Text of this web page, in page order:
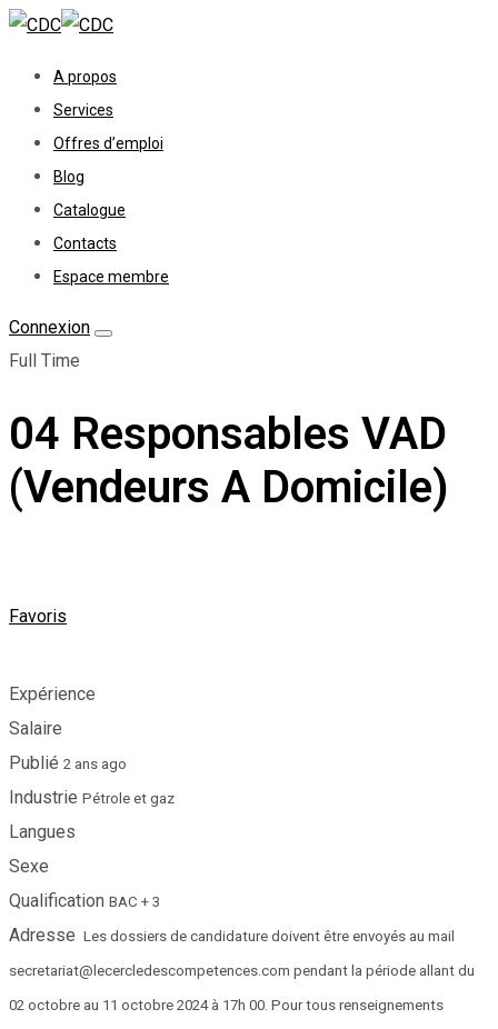
A propos
Services
Offres d’emploi
Blog
Catalogue
Contacts
Espace membre
Connexion
Full Time
04 Responsables VAD
(Vendeurs A Domicile)
Favoris
Expérience
Salaire
Publié 2 ans ago
Industrie Pétrole et gaz
Langues
Sexe
Qualification BAC + 3
Adresse Les dossiers de candidature doivent être envoyés au mail
secretariat@lecercledescompetences.com pendant la période allant du
02 octobre au 11 octobre 2024 à 17h 00. Pour tous renseignements